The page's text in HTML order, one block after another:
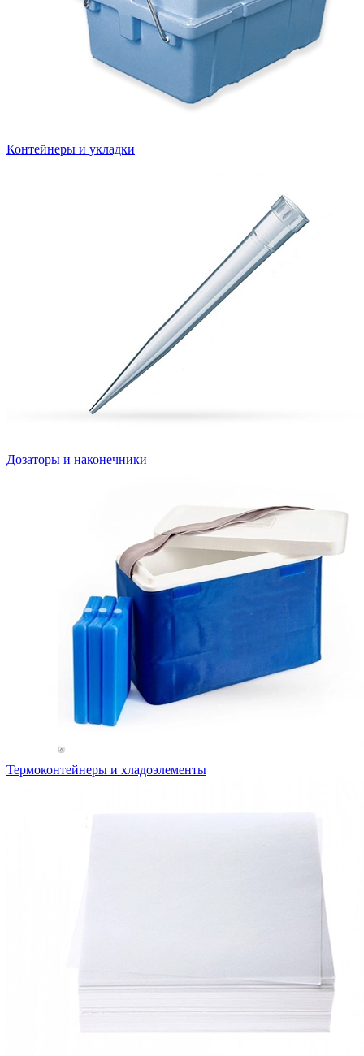
Контейнеры и укладки
Дозаторы и наконечники
Термоконтейнеры и хладоэлементы